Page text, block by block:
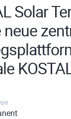
Solar
neue